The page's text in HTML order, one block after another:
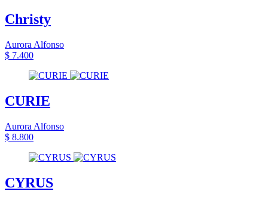
Christy
Aurora Alfonso
$ 7.400
CURIE
Aurora Alfonso
$ 8.800
CYRUS